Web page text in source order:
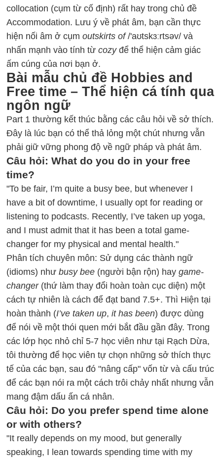
collocation (cụm từ cố định) rất hay trong chủ đề
Accommodation. Lưu ý về phát âm, bạn cần thực
hiện nối âm ở cụmoutskirts of/'aʊtskɜːrtsəv/ và
nhấn mạnh vào tính từcozyđể thể hiện cảm giác
ấm cúng của nơi bạn ở.
Bài mẫu chủ đề Hobbies and
Free time – Thể hiện cá tính qua
ngôn ngữ
Part 1 thường kết thúc bằng các câu hỏi về sở thích.
Đây là lúc bạn có thể thả lỏng một chút nhưng vẫn
phải giữ vững phong độ về ngữ pháp và phát âm.
Câu hỏi: What do you do in your free
time?
"To be fair, I’m quite a busy bee, but whenever I
have a bit of downtime, I usually opt for reading or
listening to podcasts. Recently, I’ve taken up yoga,
and I must admit that it has been a total game-
changer for my physical and mental health."
Phân tích chuyên môn: Sử dụng các thành ngữ
(idioms) nhưbusy bee (người bận rộn) haygame-
changer(thứ làm thay đổi hoàn toàn cục diện) một
cách tự nhiên là cách để đạt band 7.5+. Thì Hiện tại
hoàn thành (I’ve taken up,it has been) được dùng
để nói về một thói quen mới bắt đầu gần đây. Trong
các lớp học nhỏ chỉ 5-7 học viên như tại Rạch Dừa,
tôi thường để học viên tự chọn những sở thích thực
tế của các bạn, sau đó "nâng cấp" vốn từ và cấu trúc
để các bạn nói ra một cách trôi chảy nhất nhưng vẫn
mang đậm dấu ấn cá nhân.
Câu hỏi: Do you prefer spend time alone
or with others?
"It really depends on my mood, but generally
speaking, I lean towards spending time with my